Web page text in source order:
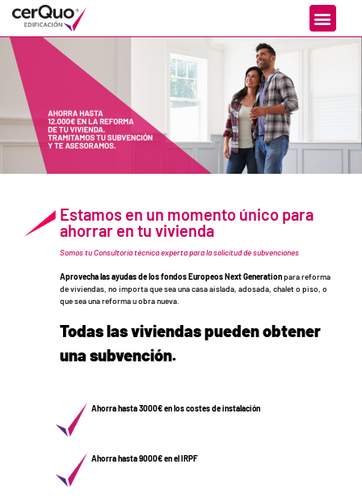
Estamos en un momento único para
ahorrar en tu vivienda
Somos tu Consultoría técnica experta para la solicitud de subvenciones
Aprovecha las ayudas de los fondos Europeos Next Generationpara reforma
de viviendas, no importa que sea una casa aislada, adosada, chalet o piso, o
que sea una reforma u obra nueva.
Todas las viviendas pueden obtener
una subvención.
Ahorra hasta 3000€ en los costes de instalación
Ahorra hasta 9000€ en el IRPF